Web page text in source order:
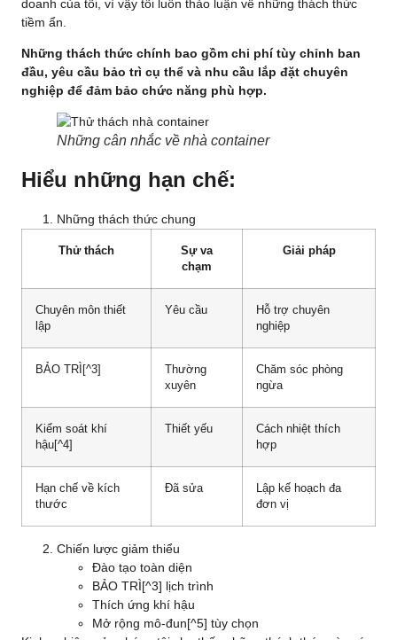
doanh của tôi, vì vậy tôi luôn thảo luận về những thách thức
tiềm ẩn.
Những thách thức chính bao gồm chi phí tùy chỉnh ban
đầu, yêu cầu bảo trì cụ thể và nhu cầu lắp đặt chuyên
nghiệp để đảm bảo chức năng phù hợp.
Những cân nhắc về nhà container
Hiểu những hạn chế:
Những thách thức chung
Thử thách
Sự va
chạm
Giải pháp
Chuyên môn thiết
lập
Yêu cầu
Hỗ trợ chuyên
nghiệp
BẢO TRÌ [^3]
Thường
xuyên
Chăm sóc phòng
ngừa
Kiểm soát khí
hậu[^4]
Thiết yếu
Cách nhiệt thích
hợp
Hạn chế về kích
thước
Đã sửa
Lập kế hoạch đa
đơn vị
Chiến lược giảm thiểu
Đào tạo toàn diện
BẢO TRÌ[^3] lịch trình
Thích ứng khí hậu
Mở rộng mô-đun[^5] tùy chọn